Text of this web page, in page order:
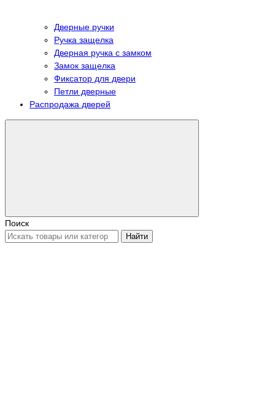
Дверные ручки
Ручка защелка
Дверная ручка с замком
Замок защелка
Фиксатор для двери
Петли дверные
Распродажа дверей
Поиск
Найти